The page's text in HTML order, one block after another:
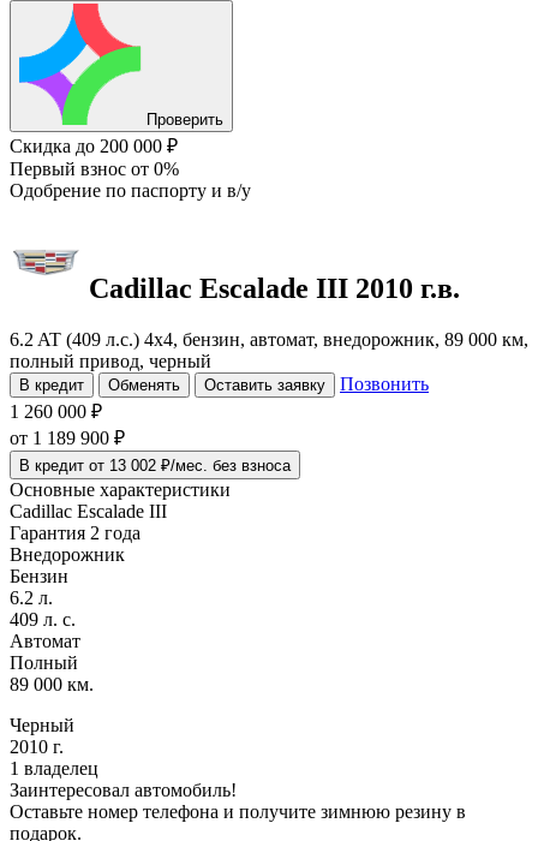
Проверить
Скидка до 200 000 ₽
Первый взнос от 0%
Одобрение по паспорту и в/у
Cadillac Escalade III 2010 г.в.
6.2 AT (409 л.с.) 4x4, бензин, автомат, внедорожник, 89 000 км,
полный привод, черный
В кредит Обменять Оставить заявку
Позвонить
1 260 000 ₽
от 1 189 900 ₽
В кредит от 13 002 ₽/мес. без взноса
Основные характеристики
Cadillac Escalade III
Гарантия 2 года
Внедорожник
Бензин
6.2 л.
409 л. с.
Автомат
Полный
89 000 км.
Черный
2010 г.
1 владелец
Заинтересовал автомобиль!
Оставьте номер телефона и получите зимнюю резину в
подарок.